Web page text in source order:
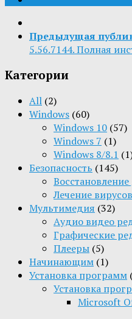
Предыдущая
5.56.7144. Полная
Категории
All (2)
Windows (60)
Windows 10 (57)
Windows 7 (1)
Windows 8/8.1
Безопасность (145)
Лечение вирусов
Мультимедия (32)
Aудио видео
Графические
Плееры (5)
Начинающим (1)
Установка программ
Установка
Microsoft